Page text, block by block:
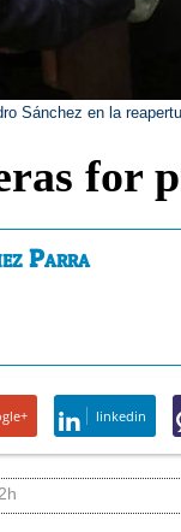
Sánchez en la
for
Parra
linkedin